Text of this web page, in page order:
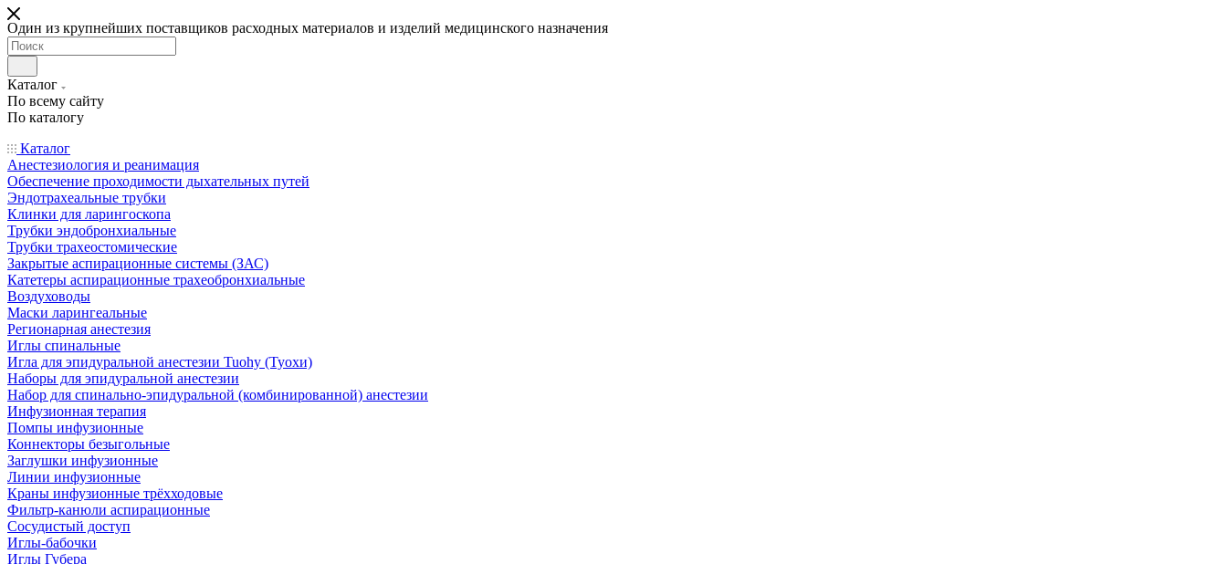
Один из крупнейших поставщиков расходных материалов и изделий медицинского назначения
Каталог
По всему сайту
По каталогу
Каталог
Анестезиология и реанимация
Обеспечение проходимости дыхательных путей
Эндотрахеальные трубки
Клинки для ларингоскопа
Трубки эндобронхиальные
Трубки трахеостомические
Закрытые аспирационные системы (ЗАС)
Катетеры аспирационные трахеобронхиальные
Воздуховоды
Маски ларингеальные
Регионарная анестезия
Иглы спинальные
Игла для эпидуральной анестезии Tuohy (Туохи)
Наборы для эпидуральной анестезии
Набор для спинально-эпидуральной (комбинированной) анестезии
Инфузионная терапия
Помпы инфузионные
Коннекторы безыгольные
Заглушки инфузионные
Линии инфузионные
Краны инфузионные трёхходовые
Фильтр-канюли аспирационные
Сосудистый доступ
Иглы-бабочки
Иглы Губера